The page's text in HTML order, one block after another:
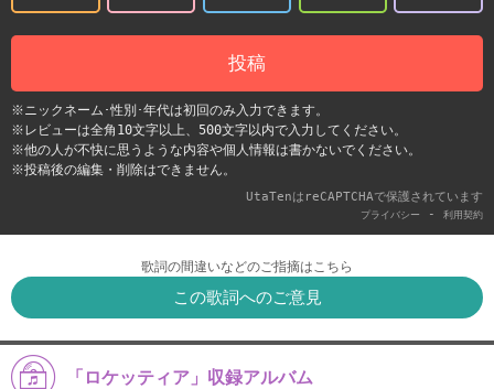
投稿
※ニックネーム･性別･年代は初回のみ入力できます。
※レビューは全角10文字以上、500文字以内で入力してください。
※他の人が不快に思うような内容や個人情報は書かないでください。
※投稿後の編集・削除はできません。
UtaTenはreCAPTCHAで保護されています
プライバシー - 利用契約
歌詞の間違いなどのご指摘はこちら
この歌詞へのご意見
「ロケッティア」収録アルバム